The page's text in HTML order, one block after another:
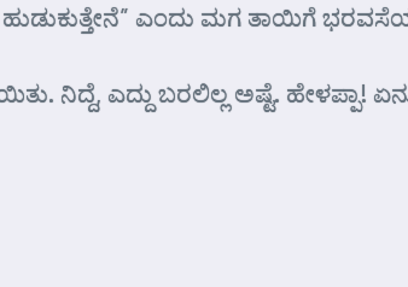
ಎಂದು ಮಗ ತಾಯಿಗೆ
ನಿದ್ದೆ, ಎದ್ದು ಬರಲಿಲ್ಲ ಅಷ್ಟೆ. ಹೇಳಪ್ಪಾ!